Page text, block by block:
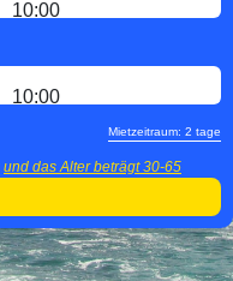
und das Alter beträgt30-65
Mietzeitraum: 2 tage